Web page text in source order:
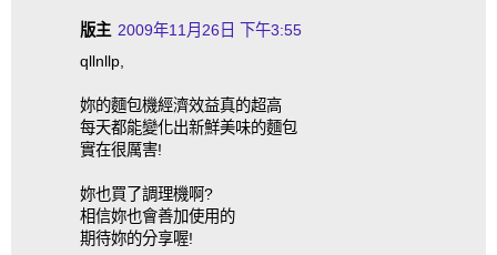
版主 2009年11月26日 下午3:55
qllnllp,
妳的麵包機經濟效益真的超高
每天都能變化出新鮮美味的麵包
實在很厲害!
妳也買了調理機啊?
相信妳也會善加使用的
期待妳的分享喔!